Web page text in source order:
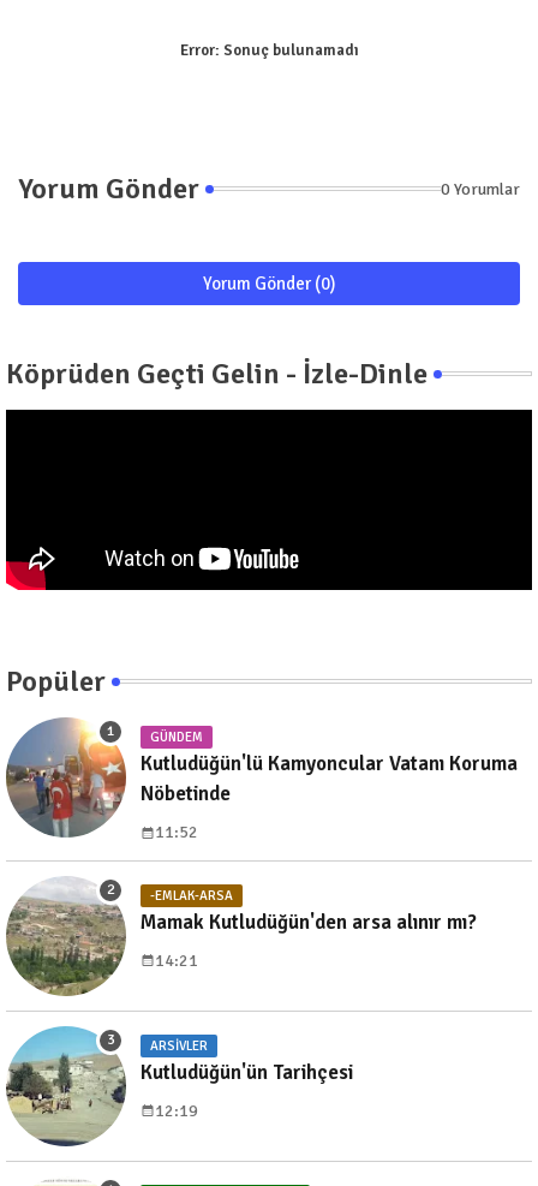
Error: Sonuç bulunamadı
Yorum Gönder 0 Yorumlar
Yorum Gönder (0)
Köprüden Geçti Gelin - İzle-Dinle
Popüler
GÜNDEM
Kutludüğün'lü Kamyoncular Vatanı Koruma
Nöbetinde
11:52
-EMLAK-ARSA
Mamak Kutludüğün'den arsa alınır mı?
14:21
ARSIVLER
Kutludüğün'ün Tarihçesi
12:19